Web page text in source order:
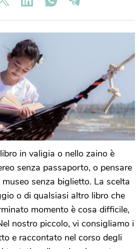
in valigia o nello zaino è
senza passaporto, o pensare
senza biglietto. La scelta
o di qualsiasi altro libro che
momento è cosa difficile,
nostro piccolo, vi consigliamo i
e raccontato nel corso degli